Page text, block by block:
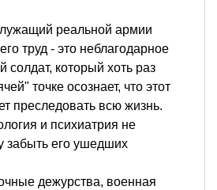
реальной армии
труд - это неблагодарное
солдат, который хоть раз
точке осознает, что этот
преследовать всю жизнь.
и психиатрия не
забыть его ушедших
дежурства, военная